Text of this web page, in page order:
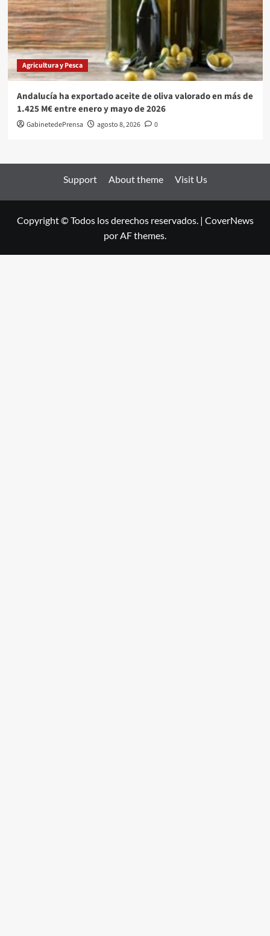
Agricultura y Pesca
Andalucía ha exportado aceite de oliva valorado en más de
1.425 M€ entre enero y mayo de 2026
GabinetedePrensa agosto 8, 2026 0
Support About theme Visit Us
Copyright © Todos los derechos reservados. | CoverNews
por AF themes.